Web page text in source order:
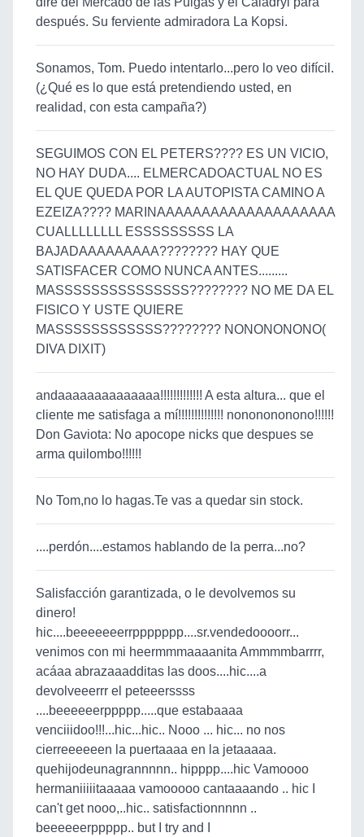
después. Su ferviente admiradora La Kopsi.
Sonamos, Tom. Puedo intentarlo...pero lo veo difícil.
(¿Qué es lo que está pretendiendo usted, en
realidad, con esta campaña?)
SEGUIMOS CON EL PETERS???? ES UN VICIO,
NO HAY DUDA.... ELMERCADOACTUAL NO ES
EL QUE QUEDA POR LA AUTOPISTA CAMINO A
EZEIZA???? MARINAAAAAAAAAAAAAAAAAAAA
CUALLLLLLLL ESSSSSSSSS LA
BAJADAAAAAAAAA???????? HAY QUE
SATISFACER COMO NUNCA ANTES.........
MASSSSSSSSSSSSSSS???????? NO ME DA EL
FISICO Y USTE QUIERE
MASSSSSSSSSSSS???????? NONONONONO(
DIVA DIXIT)
andaaaaaaaaaaaaaa!!!!!!!!!!!!! A esta altura... que el
cliente me satisfaga a mí!!!!!!!!!!!!!! nononononono!!!!!!
Don Gaviota: No apocope nicks que despues se
arma quilombo!!!!!!
No Tom,no lo hagas.Te vas a quedar sin stock.
....perdón....estamos hablando de la perra...no?
Salisfacción garantizada, o le devolvemos su
dinero!
hic....beeeeeeerrppppppp....sr.vendedoooorr...
venimos con mi heermmmaaaanita Ammmmbarrrr,
acáaa abrazaaadditas las doos....hic....a
devolveeerrr el peteeerssss
....beeeeeerppppp.....que estabaaaa
venciiidoo!!!...hic...hic.. Nooo ... hic... no nos
cierreeeeeen la puertaaaa en la jetaaaaa.
quehijodeunagrannnnn.. hipppp....hic Vamoooo
hermaniiiiitaaaaa vamooooo cantaaaando .. hic I
can't get nooo,..hic.. satisfactionnnnn ..
beeeeeerppppp.. but I try and I